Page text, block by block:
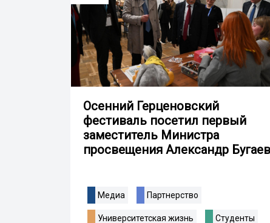
Осенний Герценовский
фестиваль посетил первый
заместитель Министра
просвещения Александр Бугаев
Медиа Партнерство
Университетская жизнь Студенты